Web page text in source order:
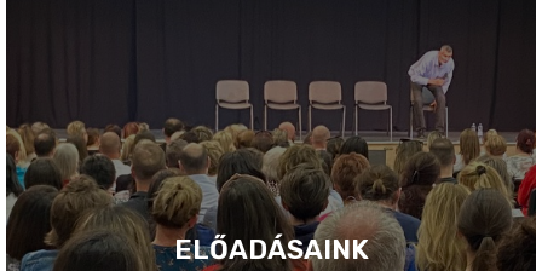
ELŐADÁSAINK